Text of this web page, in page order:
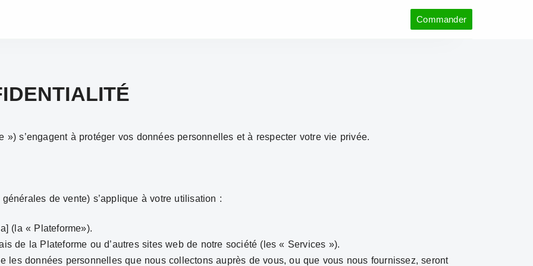
Commander
s’engagent à protéger vos données personnelles et à respecter votre vie privée.
de vente) s’applique à votre utilisation :
(la « Plateforme»).
de la Plateforme ou d’autres sites web de notre société (les « Services »).
les données personnelles que nous collectons auprès de vous, ou que vous nous fournissez, seront